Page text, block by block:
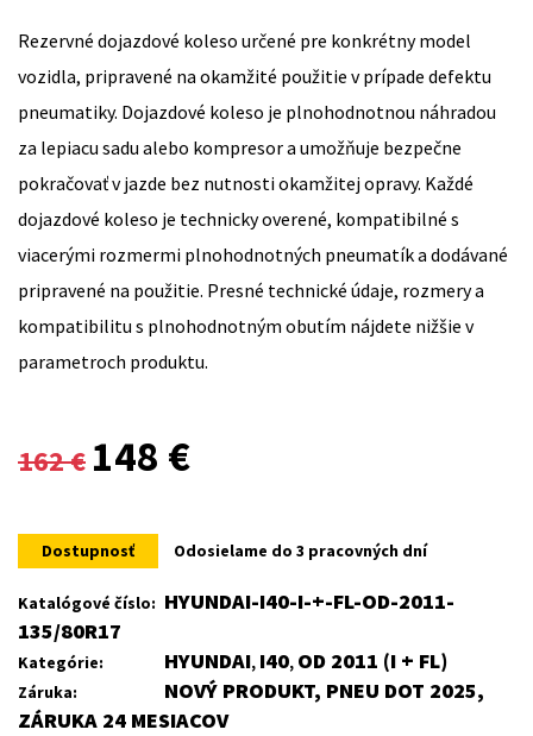
Rezervné dojazdové koleso určené pre konkrétny model
vozidla, pripravené na okamžité použitie v prípade defektu
pneumatiky. Dojazdové koleso je plnohodnotnou náhradou
za lepiacu sadu alebo kompresor a umožňuje bezpečne
pokračovať v jazde bez nutnosti okamžitej opravy. Každé
dojazdové koleso je technicky overené, kompatibilné s
viacerými rozmermi plnohodnotných pneumatík a dodávané
pripravené na použitie. Presné technické údaje, rozmery a
kompatibilitu s plnohodnotným obutím nájdete nižšie v
parametroch produktu.
162€
Original
was:
162 €.
148 €
is:
148 €.
Dostupnosť Odosielame do 3 pracovných dní
Katalógové číslo: HYUNDAI-I40-I-+-FL-OD-2011-
135/80R17
Kategórie: HYUNDAI, I40, OD 2011 (I + FL)
Záruka:
NOVÝ PRODUKT, PNEU DOT 2025,
ZÁRUKA 24 MESIACOV